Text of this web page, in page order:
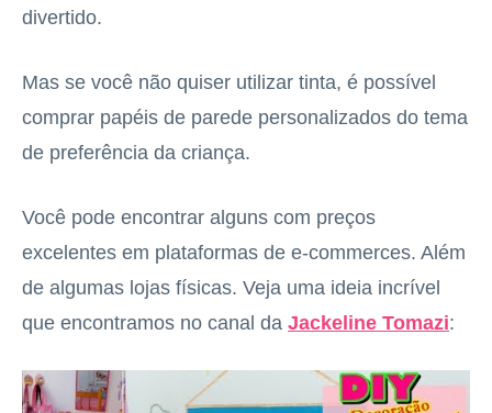
divertido.
Mas se você não quiser utilizar tinta, é possível
comprar papéis de parede personalizados do tema
de preferência da criança.
Você pode encontrar alguns com preços
excelentes em plataformas de e-commerces. Além
de algumas lojas físicas. Veja uma ideia incrível
que encontramos no canal da Jackeline Tomazi: